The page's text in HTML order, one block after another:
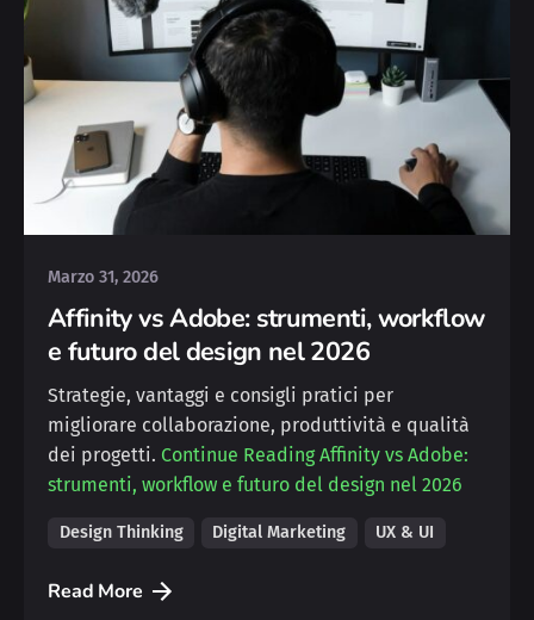
Posted by
Silvia
Marzo 31, 2026
Affinity vs Adobe: strumenti, workflow
e futuro del design nel 2026
Strategie, vantaggi e consigli pratici per
migliorare collaborazione, produttività e qualità
dei progetti. Continue ReadingAffinity vs Adobe:
strumenti, workflow e futuro del design nel 2026
Design Thinking Digital Marketing UX & UI
Read More